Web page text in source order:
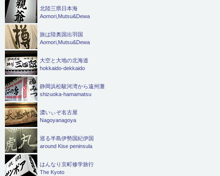
北陸三県日本海
Aomori,Mutsu&Dewa
旅は陸奥国出羽国
Aomori,Mutsu&Dewa
大空と大地の北海道
hokkaido-dekkaido
静岡浜松駿河湾から遠州灘
shizuoka-hamamatsu
濃いぃぞ名古屋
Nagoyanagoya
巡る半島伊勢国紀伊国
around Kise peninsula
はんなり京町修学旅行
The Kyoto